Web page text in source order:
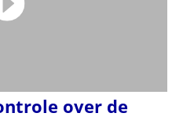
over de